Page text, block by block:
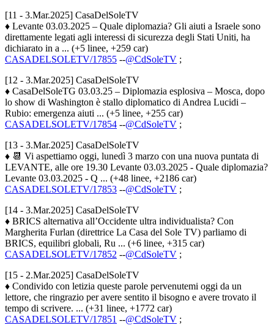
[11 - 3.Mar.2025] CasaDelSoleTV
♦ Levante 03.03.2025 – Quale diplomazia? Gli aiuti a Israele sono
direttamente legati agli interessi di sicurezza degli Stati Uniti, ha
dichiarato in a ... (+5 linee, +259 car)
CASADELSOLETV/17855 --@CdSoleTV ;
[12 - 3.Mar.2025] CasaDelSoleTV
♦ CasaDelSoleTG 03.03.25 – Diplomazia esplosiva – Mosca, dopo
lo show di Washington è stallo diplomatico di Andrea Lucidi –
Rubio: emergenza aiuti ... (+5 linee, +255 car)
CASADELSOLETV/17854 --@CdSoleTV ;
[13 - 3.Mar.2025] CasaDelSoleTV
♦ 📆 Vi aspettiamo oggi, lunedì 3 marzo con una nuova puntata di
LEVANTE, alle ore 19.30 Levante 03.03.2025 - Quale diplomazia?
Levante 03.03.2025 - Q ... (+48 linee, +2186 car)
CASADELSOLETV/17853 --@CdSoleTV ;
[14 - 3.Mar.2025] CasaDelSoleTV
♦ BRICS alternativa all’Occidente ultra individualista? Con
Margherita Furlan (direttrice La Casa del Sole TV) parliamo di
BRICS, equilibri globali, Ru ... (+6 linee, +315 car)
CASADELSOLETV/17852 --@CdSoleTV ;
[15 - 2.Mar.2025] CasaDelSoleTV
♦ Condivido con letizia queste parole pervenutemi oggi da un
lettore, che ringrazio per avere sentito il bisogno e avere trovato il
tempo di scrivere. ... (+31 linee, +1772 car)
CASADELSOLETV/17851 --@CdSoleTV ;